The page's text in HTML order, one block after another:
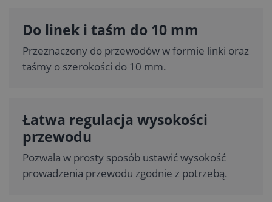
Do linek i taśm do 10 mm
Przeznaczony do przewodów w formie linki oraz
taśmy o szerokości do 10 mm.
Łatwa regulacja wysokości
przewodu
Pozwala w prosty sposób ustawić wysokość
prowadzenia przewodu zgodnie z potrzebą.